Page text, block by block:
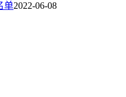
单2022-06-08